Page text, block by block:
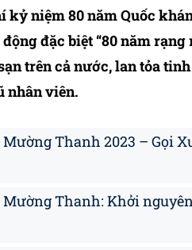
niệm 80 năm Quốc
đặc biệt “80 năm
trên cả nước, lan tỏa
nhân viên.
Mường Thanh 2023 – Gọi
Mường Thanh: Khởi